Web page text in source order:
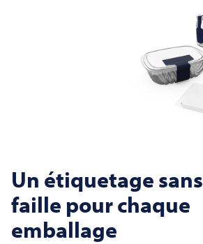
Un étiquetage sans
faille pour chaque
emballage